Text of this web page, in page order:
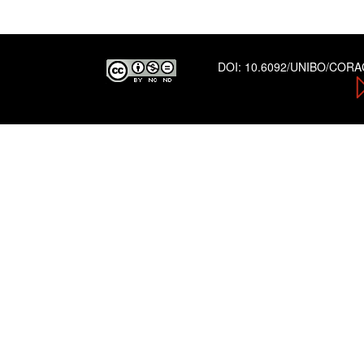
DOI: 10.6092/UNIBO/